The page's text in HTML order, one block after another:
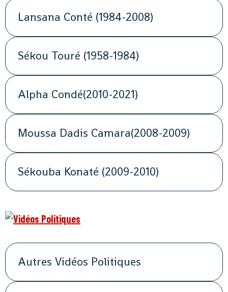
Lansana Conté (1984-2008)
Sékou Touré (1958-1984)
Alpha Condé(2010-2021)
Moussa Dadis Camara(2008-2009)
Sékouba Konaté (2009-2010)
Autres Vidéos Politiques